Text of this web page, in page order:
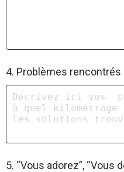
4. Problèmes
5. “Vous adorez”,